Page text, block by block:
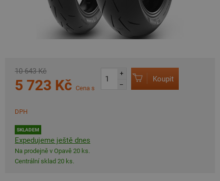
10 643 Kč
5 723 Kč Cena s
DPH
SKLADEM
Expedujeme ještě dnes
Na prodejně v Opavě 20 ks.
Centrální sklad 20 ks.
+
–
Koupit